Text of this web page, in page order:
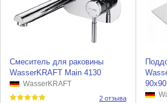
Смеситель для раковины
WasserKRAFT Main 4130
WasserKRAFT
2 отзыва